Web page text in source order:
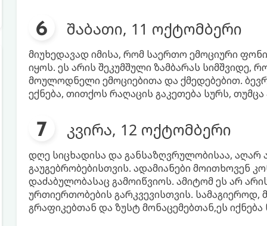
შაბათი, 11 ოქტომბერი
მიუხედავად იმისა, რომ საერთო ემოციური
იყოს. ეს არის შეკუმშული ზამბარას სიმშვიდე,
მოულოდნელი ემოციებითა და ქმედებებით.
ექნება, თითქოს რაღაცის გაკეთება სურს,
კვირა, 12 ოქტომბერი
დღე სიცხადისა და განსაზღვრულობისაა, აღარ
გაუგებრობებისთვის. ადამიანები მოითხოვენ
დაძაბულობასაც გამოიწვიოს. ამიტომ ეს არ
ურთიერთობების გარკვევისთვის. სამაგიეროდ,
გრაფიკებთან და ზუსტ მონაცემებთან,ეს